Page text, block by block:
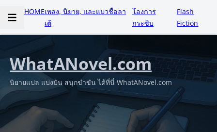
HOMEเพลง, นิยาย, และแมวชื่อลา
เต้
โองการ
กระซิบ
Flash
Fiction
WhatANovel.com
นิยายแปล แบ่งปัน สนุกขำขัน ได้ที่นี่ WhatANovel.com